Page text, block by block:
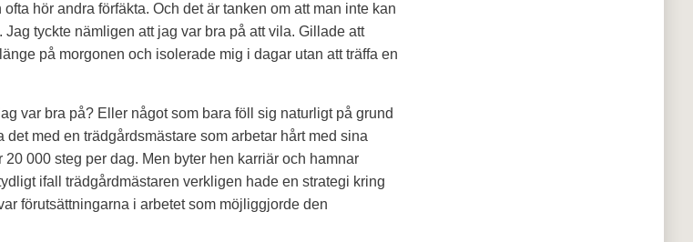
hör andra förfäkta. Och det är tanken om att man inte kan
Jag tyckte nämligen att jag var bra på att vila. Gillade att
på morgonen och isolerade mig i dagar utan att träffa en
var bra på? Eller något som bara föll sig naturligt på grund
med en trädgårdsmästare som arbetar hårt med sina
000 steg per dag. Men byter hen karriär och hamnar
ifall trädgårdmästaren verkligen hade en strategi kring
förutsättningarna i arbetet som möjliggjorde den